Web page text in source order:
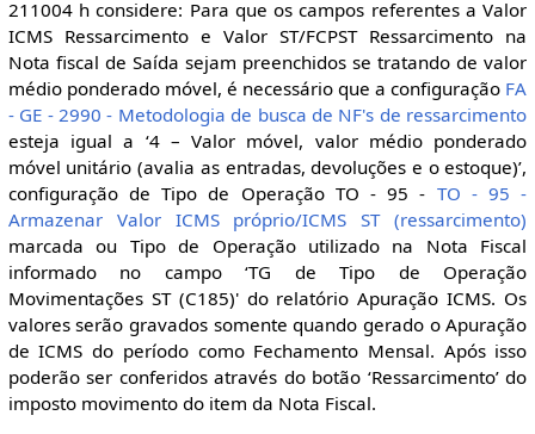
211004 h considere: Para que os campos referentes a Valor
ICMS Ressarcimento e Valor ST/FCPST Ressarcimento na
Nota fiscal de Saída sejam preenchidos se tratando de valor
médio ponderado móvel, é necessário que a configuração FA
- GE - 2990 - Metodologia de busca de NF's de ressarcimento
esteja igual a ‘4 – Valor móvel, valor médio ponderado
móvel unitário (avalia as entradas, devoluções e o estoque)’,
configuração de Tipo de Operação TO - 95 - TO - 95 -
Armazenar Valor ICMS próprio/ICMS ST (ressarcimento)
marcada ou Tipo de Operação utilizado na Nota Fiscal
informado no campo ‘TG de Tipo de Operação
Movimentações ST (C185)' do relatório Apuração ICMS. Os
valores serão gravados somente quando gerado o Apuração
de ICMS do período como Fechamento Mensal. Após isso
poderão ser conferidos através do botão ‘Ressarcimento’ do
imposto movimento do item da Nota Fiscal.